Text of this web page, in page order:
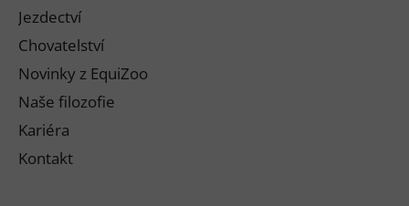
Jezdectví
Chovatelství
Novinky z EquiZoo
Naše filozofie
Kariéra
Kontakt